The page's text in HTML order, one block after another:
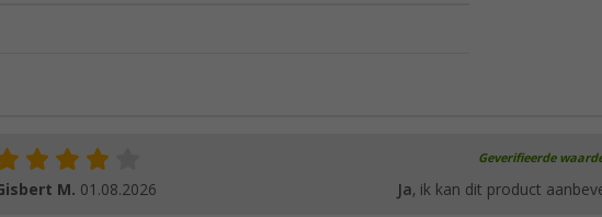
Geverifieerde
M. 01.08.2026 Ja, ik kan dit product